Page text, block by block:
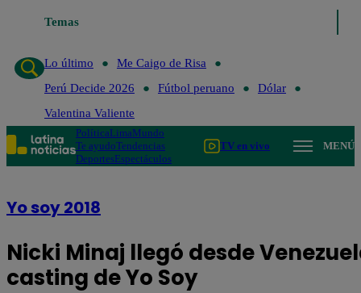
Temas
Lo último
Lo último
Me Caigo de Risa
Perú Decide 2026
Fútbol peruano
Dólar
Valentina Valiente
PolíticaLimaMundo
Te ayudoTendencias
DeportesEspectáculos
TV en vivo MENÚ
Yo soy 2018
Nicki Minaj llegó desde
casting de Yo Soy